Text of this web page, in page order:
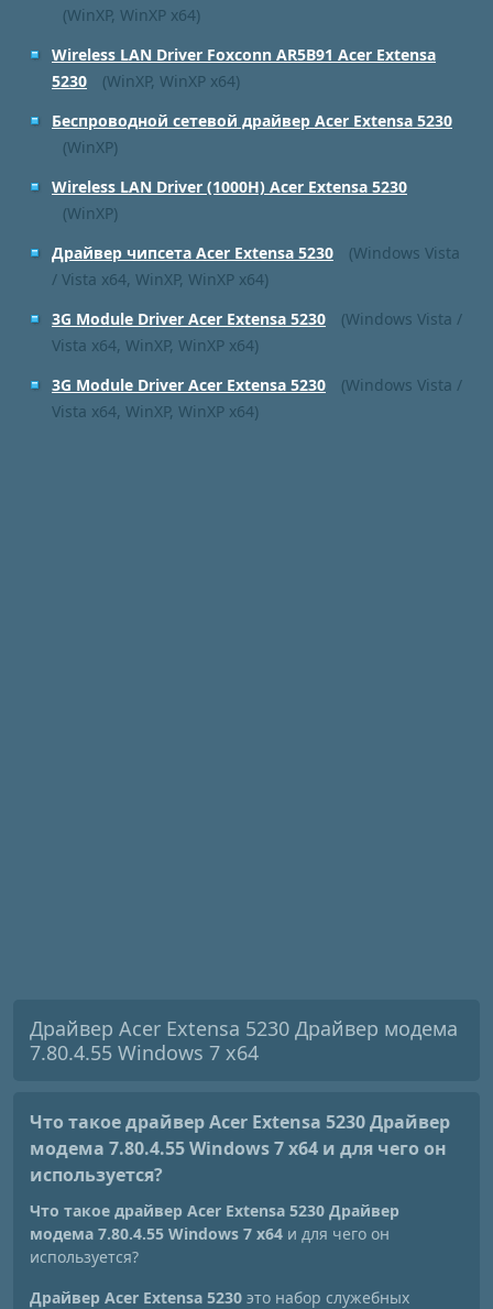
(WinXP, WinXP x64)
Wireless LAN Driver Foxconn AR5B91 Acer Extensa
5230
(WinXP, WinXP x64)
Беспроводной сетевой драйвер Acer Extensa 5230
(WinXP)
Wireless LAN Driver (1000H) Acer Extensa 5230
(WinXP)
Драйвер чипсета Acer Extensa 5230
(Windows Vista
/ Vista x64, WinXP, WinXP x64)
3G Module Driver Acer Extensa 5230
(Windows Vista /
Vista x64, WinXP, WinXP x64)
3G Module Driver Acer Extensa 5230
(Windows Vista /
Vista x64, WinXP, WinXP x64)
Драйвер Acer Extensa 5230 Драйвер модема
7.80.4.55 Windows 7 x64
Что такое драйвер Acer Extensa 5230 Драйвер
модема 7.80.4.55 Windows 7 x64 и для чего он
используется?
Что такое драйвер Acer Extensa 5230 Драйвер
модема 7.80.4.55 Windows 7 x64 и для чего он
используется?
Драйвер Acer Extensa 5230 это набор служебных